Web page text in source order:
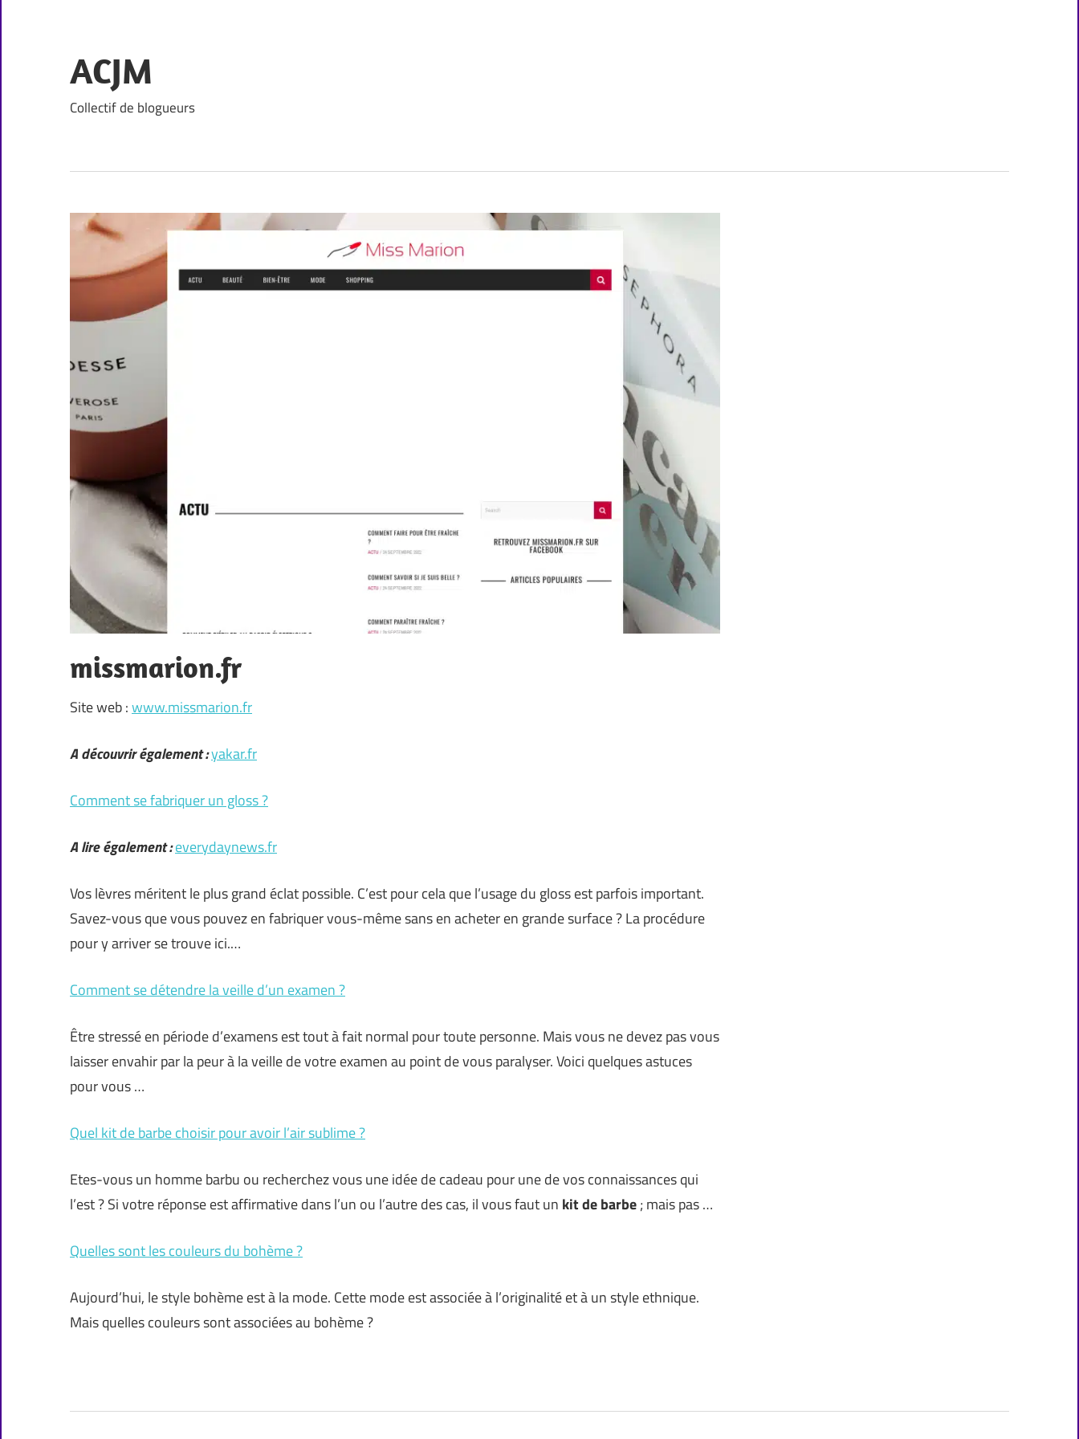
content
ACJM
Collectif de blogueurs
missmarion.fr
Site web :www.missmarion.fr
A découvrir également :yakar.fr
Comment se fabriquer un gloss ?
A lire également :everydaynews.fr
Vos lèvres méritent le plus grand éclat possible. C’est pour cela que l’usage du gloss est parfois important.
Savez-vous que vous pouvez en fabriquer vous-même sans en acheter en grande surface ? La procédure
pour y arriver se trouve ici.…
Comment se détendre la veille d’un examen ?
Être stressé en période d’examens est tout à fait normal pour toute personne. Mais vous ne devez pas vous
laisser envahir par la peur à la veille de votre examen au point de vous paralyser. Voici quelques astuces
pour vous …
Quel kit de barbe choisir pour avoir l’air sublime ?
Etes-vous un homme barbu ou recherchez vous une idée de cadeau pour une de vos connaissances qui
l’est ? Si votre réponse est affirmative dans l’un ou l’autre des cas, il vous faut un kit de barbe; mais pas …
Quelles sont les couleurs du bohème ?
Aujourd’hui, le style bohème est à la mode. Cette mode est associée à l’originalité et à un style ethnique.
Mais quelles couleurs sont associées au bohème ?